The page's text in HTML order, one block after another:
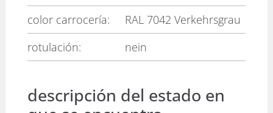
color carrocería:
RAL 7042 Verkehrsgrau
rotulación:
nein
descripción del estado en